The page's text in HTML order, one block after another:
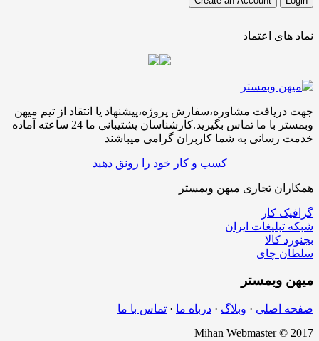
نماد های اعتماد
جهت دریافت مشاوره،سفارش پروژه،پیشنهاد یا انتقاد از تیم میهن
وبمستر با ما تماس بگیرید.کارشناسان پشتیبانی ما 24 ساعته آماده
خدمت رسانی به شما کاربران گرامی میباشند
کسب و کار خود را رونق دهید
همکاران تجاری میهن وبمستر
گرافیک کار
شبکه تبلیغات ایران
بجنورد کالا
سلطان چای
میهن وبمستر
صفحه اصلی · وبلاگ · درباه ما · تماس با ما
Mihan Webmaster © 2017